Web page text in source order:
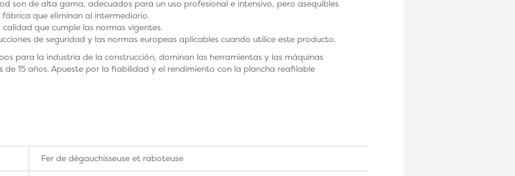
son de alta gama, adecuados para un uso profesional e intensivo, pero asequibles
que eliminan al intermediario.
que cumple las normas vigentes.
de seguridad y las normas europeas aplicables cuando utilice este producto.
para la industria de la construcción, dominan las herramientas y las máquinas
de 15 años. Apueste por la fiabilidad y el rendimiento con la plancha reafilable
Fer de dégauchisseuse et raboteuse